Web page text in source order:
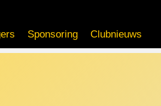
Sponsoring Clubnieuws